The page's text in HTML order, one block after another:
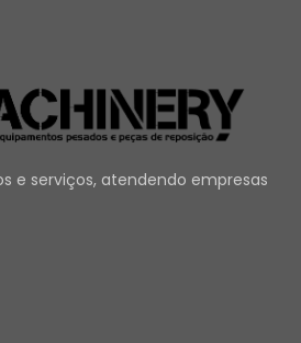
e serviços, atendendo empresas